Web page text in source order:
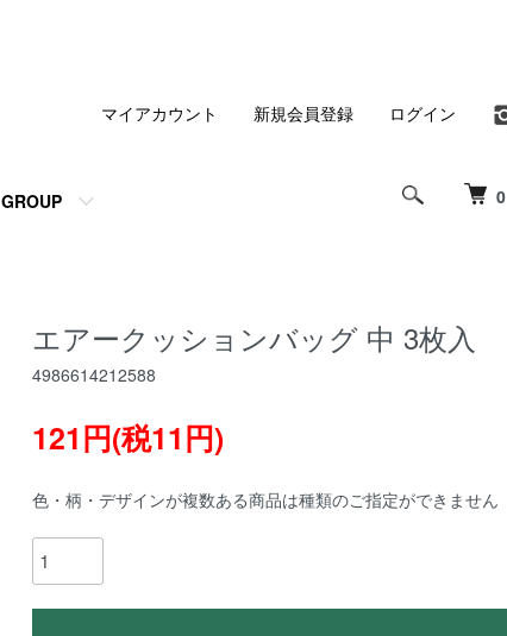
0
GROUP
マイアカウント 新規会員登録 ログイン
エアークッションバッグ 中 3枚入
4986614212588
121円(税11円)
色・柄・デザインが複数ある商品は種類のご指定ができません